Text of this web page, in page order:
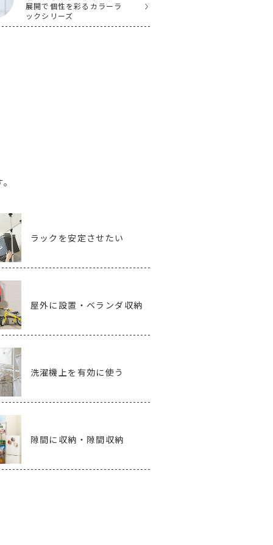
展開で個性を彩るカラーラ
ックシリーズ
ラックを安定させたい
屋外に設置・ベランダ収納
洗濯機上を有効に使う
隙間に収納・隙間収納